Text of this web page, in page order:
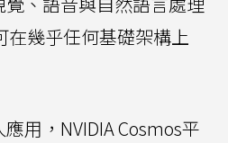
在幾乎任何基礎架構上
用，NVIDIA Cosmos平